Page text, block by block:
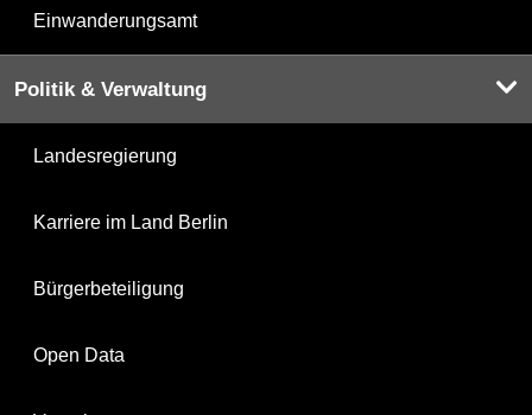
Einwanderungsamt
Politik & Verwaltung
Landesregierung
Karriere im Land Berlin
Bürgerbeteiligung
Open Data